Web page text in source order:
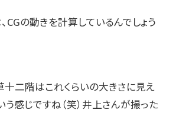
、CGの動きを計算しているんでしょう
十二階はこれくらいの大きさに見え
う感じですね（笑）井上さんが撮った